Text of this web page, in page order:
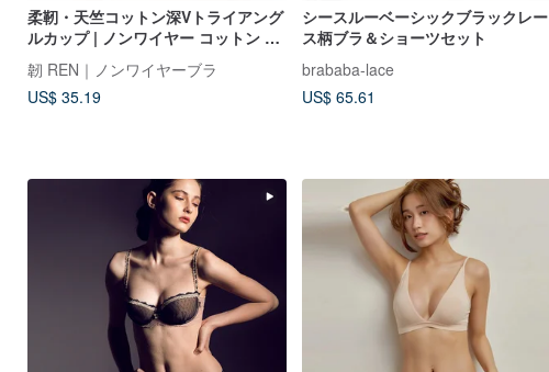
柔靭・天竺コットン深Vトライアング
ルカップ | ノンワイヤー コットン 薄
手パッド 美背 フレンチブラ
韌 REN｜ノンワイヤーブラ
US$ 35.19
シースルーベーシックブラックレー
ス柄ブラ＆ショーツセット
brababa-lace
US$ 65.61